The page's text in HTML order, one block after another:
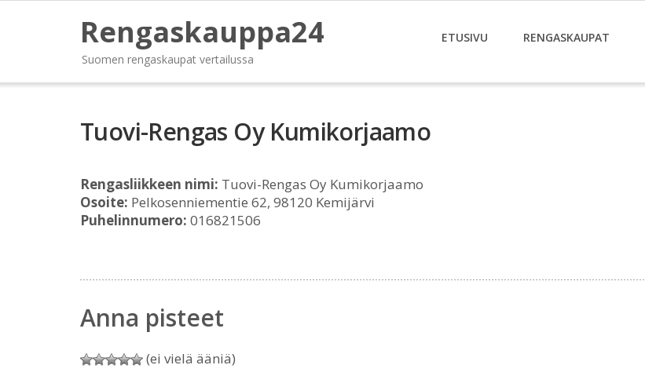
Rengaskauppa24
Suomen rengaskaupat vertailussa
ETUSIVU RENGASKAUPAT
Tuovi-Rengas Oy Kumikorjaamo
Rengasliikkeen nimi: Tuovi-Rengas Oy Kumikorjaamo
Osoite: Pelkosenniementie 62, 98120 Kemijärvi
Puhelinnumero: 016821506
Anna pisteet
(ei vielä ääniä)